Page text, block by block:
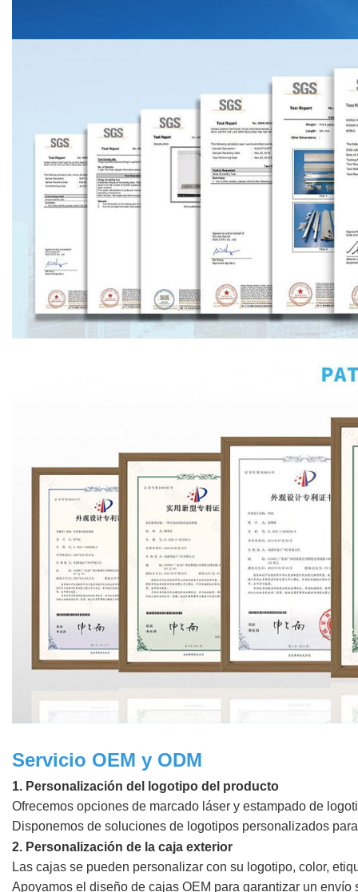
Servicio OEM y ODM
1. Personalización del logotipo del producto
Ofrecemos opciones de marcado láser y estampado de
Disponemos de soluciones de logotipos personalizados
2. Personalización de la caja exterior
Las cajas se pueden personalizar con su logotipo, color,
Apoyamos el diseño de cajas OEM para garantizar un